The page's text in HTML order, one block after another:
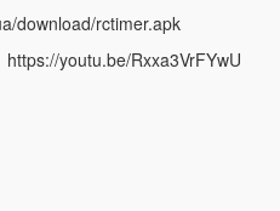
download/rctimer.apk
youtu.be/Rxxa3VrFYwU